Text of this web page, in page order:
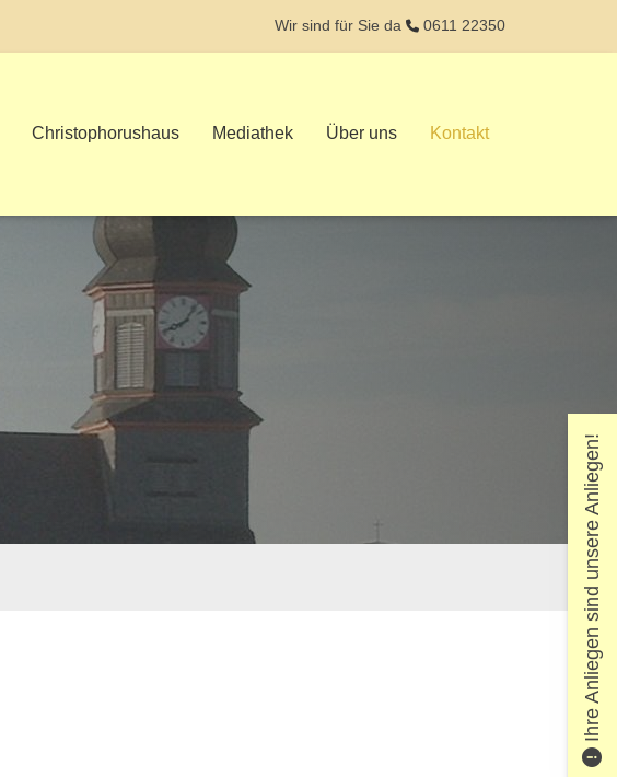
Wir sind für Sie da 0611 22350
Christophorushaus Mediathek Über uns Kontakt
Ihre Anliegen sind unsere Anliegen!